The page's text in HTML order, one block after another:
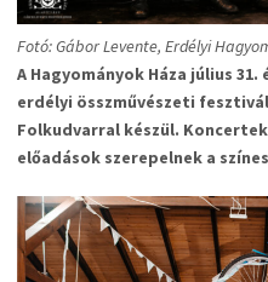
Fotó: Gábor Levente, Erdélyi
A Hagyományok Háza július
erdélyi összművészeti
Folkudvarral készül.
előadások szerepelnek a